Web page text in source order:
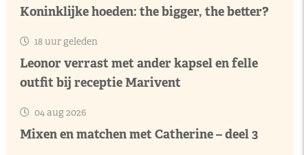
Koninklijke hoeden: the bigger, the better?
18 uur geleden
Leonor verrast met ander kapsel en felle
outfit bij receptie Marivent
04 aug 2026
Mixen en matchen met Catherine – deel 3